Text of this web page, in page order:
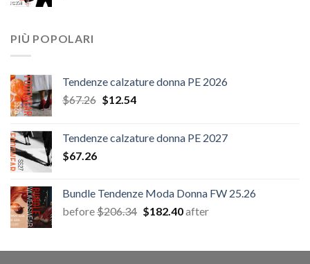
PIÙ POPOLARI
Tendenze calzature donna PE 2026
$67.26 Il
era:
$12.54Il
è:
Tendenze calzature donna PE 2027
$67.26
Bundle Tendenze Moda Donna FW 25.26
before$206.34 Il
era:
$182.40Il
è:
after